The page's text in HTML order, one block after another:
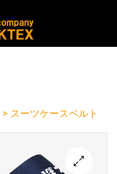
> スーツケースベルト